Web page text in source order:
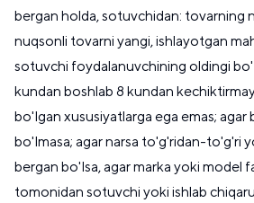
bergan holda, sotuvchidan: tovarning
nuqsonli tovarni yangi, ishlayotgan
sotuvchi foydalanuvchining oldingi
kundan boshlab 8 kundan
bo'lgan xususiyatlarga ega emas;
bo'lmasa; agar narsa to'g'ridan-to'g'ri
bergan bo'lsa, agar marka yoki model
tomonidan sotuvchi yoki ishlab